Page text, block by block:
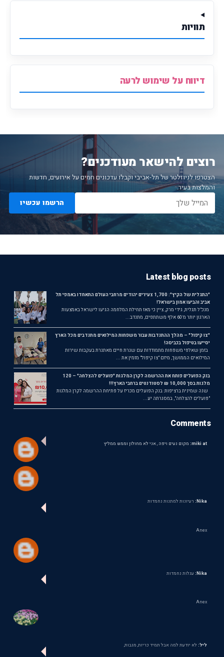
תוויות
דיווח על שימוש לרעה
רוצים להישאר מעודכנים?
הצטרפו לניוזלטר של תל-אביבי וקבלו עדכונים חמים על אירועים, חדשות
והמלצות בעיר.
הרשמו עכשיו
Latest blog posts
"התגלית של הקיץ": 1,700 צעירים יהודים מרחבי העולם התאחדו באמפי תל
אביב והביעו אמון בישראל!
מנכ"ל תגלית, גידי מרק, ציין כי מאז תחילת המלחמה הגיעו לישראל באמצעות
הארגון יותר מ־60 אלף משתתפים, מתנדב...
"צו קיפול" – מהלך ההתנדבות עבור משפחות המילואים מתנדבים מכל הארץ
יסייעו בטיפול בכביסה!
בזמן שאלפי משפחות מתמודדות עם שגרת חיים מאתגרת בעקבות שירות
המילואים הממושך, מיזם "צו קיפול" מזמין את ...
בנק הפועלים פותח את ההרשמה לקרן המלגות "פועלים להצלחה" – 120
מלגות בסך 10,000 ₪ לסטודנטים ברחבי הארץ!!!
שנה שמינית ברציפות: בנק הפועלים מכריז על פתיחת ההרשמה לקרן המלגות
"פועלים להצלחה", במסגרתה יע...
Comments
miki at: מקום נעים ויפה , אני לא מחולון וממש ממליץ
Nika: רעיונות למתנות נחמדות
Anex
Nika: עגלות נחמדות
Anex
ליל: לא יודעת למה אבל תמיד כריות, מגבות,